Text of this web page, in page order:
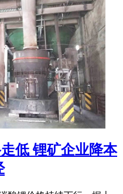
低 锂矿企业降本